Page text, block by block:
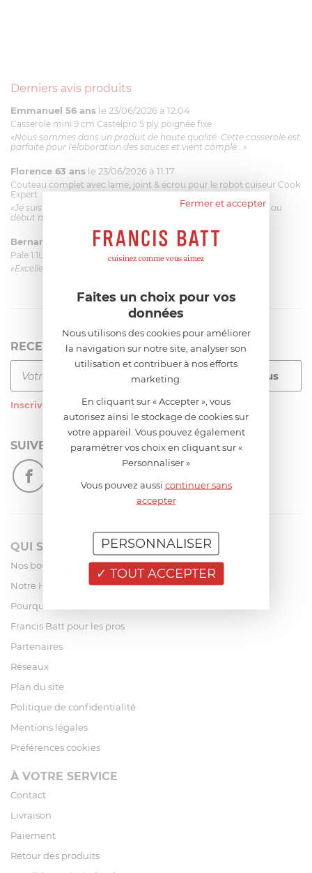
Derniers avis produits
Emmanuel 56 ans le 23/06/2026 à 12:04
Casserole mini 9 cm Castelpro 5 ply poignée fixe
«Nous sommes dans un produit de haute qualité. Cette casserole est
parfaite pour l'élaboration des sauces et vient complé...»
Florence 63 ans le 23/06/2026 à 11:17
Couteau complet avec lame, joint & écrou pour le robot cuiseur Cook
Expert
«Je suis satisfaite du couteau Magimix. L'écrou est un peu dur au
début mais ça le fait. La livraison a été très rapide. ...»
Bernard le 23/06/2026 à 09:43
Pale 1.1L pour Glacier Magimix 11031/121/123/124
«Excellent: produit et livraison»
RECEVEZ LA NEWSLETTER
Inscrivez-vous à notre newsletter
SUIVEZ-NOUS
QUI SOMMES-NOUS?
Nos boutiques
Notre Histoire
Pourquoi acheter chez Francis Batt ?
Francis Batt pour les pros
Partenaires
Réseaux
Plan du site
Politique de confidentialité
Mentions légales
Préférences cookies
À VOTRE SERVICE
Contact
Livraison
Paiement
Retour des produits
Fermer et accepter
Faites un choix pour vos
données
Nous utilisons des cookies pour améliorer
la navigation sur notre site, analyser son
utilisation et contribuer à nos efforts
marketing.
En cliquant sur « Accepter », vous
autorisez ainsi le stockage de cookies sur
votre appareil. Vous pouvez également
paramétrer vos choix en cliquant sur «
Personnaliser »
Vous pouvez aussi continuer sans
accepter
TOUT ACCEPTER
PERSONNALISER